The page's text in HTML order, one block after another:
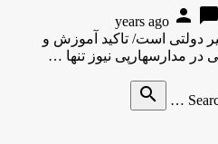
person chat_bubble
غیر دولتی است/ تاکید آموزش و
مدارسهارپی نیوز تنها …
search